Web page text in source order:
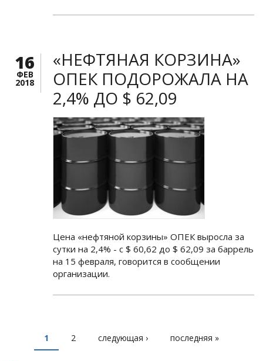
16
ФЕВ
2018
«НЕФТЯНАЯ КОРЗИНА»
ОПЕК ПОДОРОЖАЛА НА
2,4% ДО $ 62,09
Цена «нефтяной корзины» ОПЕК выросла за
сутки на 2,4% - с $ 60,62 до $ 62,09 за баррель
на 15 февраля, говорится в сообщении
организации.
СТРАНИЦЫ
1 2 следующая › последняя »